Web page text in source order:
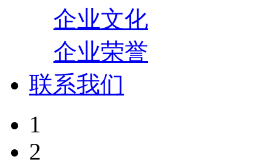
企业文化
企业荣誉
联系我们
1
2